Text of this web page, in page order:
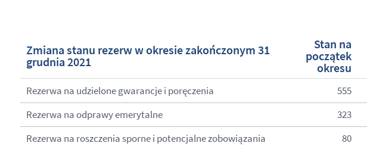
Zmiana stanu rezerw w okresie zakończonym 31
grudnia 2021
Stan na
początek
okresu
Rezerwa na udzielone gwarancje i poręczenia 555
Rezerwa na odprawy emerytalne
323
Rezerwa na roszczenia sporne i potencjalne zobowiązania
80